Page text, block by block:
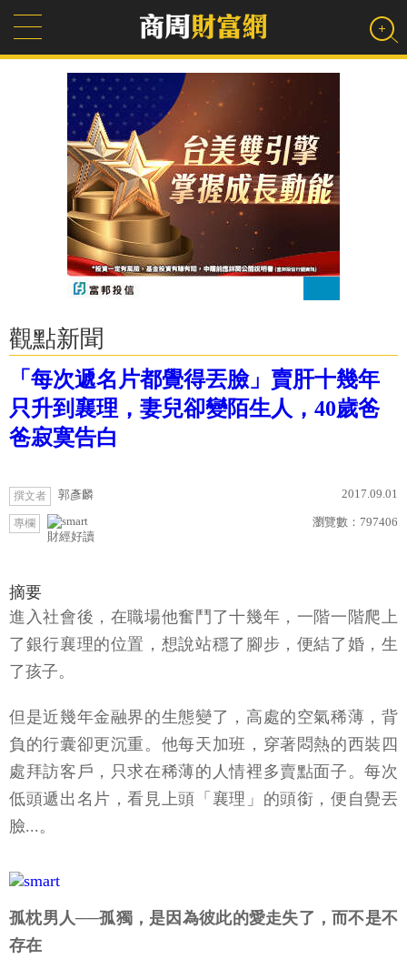
觀點新聞
「每次遞名片都覺得丟臉」賣肝十幾年
只升到襄理，妻兒卻變陌生人，40歲爸
爸寂寞告白
撰文者 郭彥麟 2017.09.01
專欄
財經好讀
瀏覽數： 797406
摘要
進入社會後，在職場他奮鬥了十幾年，一階一階爬上
了銀行襄理的位置，想說站穩了腳步，便結了婚，生
了孩子。
但是近幾年金融界的生態變了，高處的空氣稀薄，背
負的行囊卻更沉重。他每天加班，穿著悶熱的西裝四
處拜訪客戶，只求在稀薄的人情裡多賣點面子。每次
低頭遞出名片，看見上頭「襄理」的頭銜，便自覺丟
臉...。
孤枕男人──孤獨，是因為彼此的愛走失了，而不是不
存在